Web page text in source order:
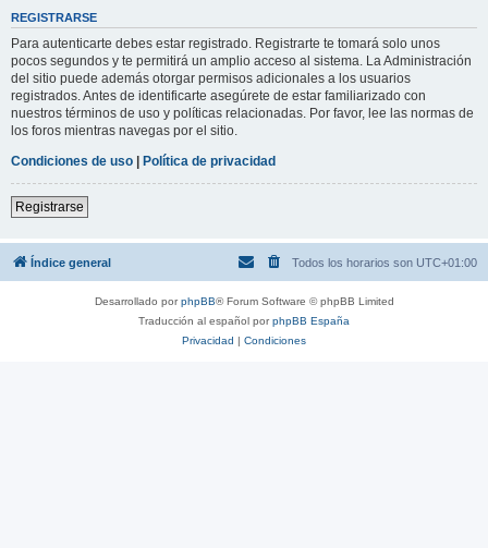
REGISTRARSE
Para autenticarte debes estar registrado. Registrarte te tomará solo unos
pocos segundos y te permitirá un amplio acceso al sistema. La Administración
del sitio puede además otorgar permisos adicionales a los usuarios
registrados. Antes de identificarte asegúrete de estar familiarizado con
nuestros términos de uso y políticas relacionadas. Por favor, lee las normas de
los foros mientras navegas por el sitio.
Condiciones de uso | Política de privacidad
Registrarse
Índice general Todos los horarios son UTC+01:00
Desarrollado porphpBB® Forum Software © phpBB Limited
Traducción al español porphpBB España
Privacidad | Condiciones